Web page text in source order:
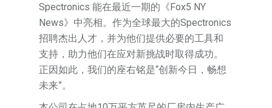
Spectronics 能在最近一期的《Fox5 NY
News》中亮相。作为全球最大的Spectronics
招聘杰出人才，并为他们提供必要的工具和
支持，助力他们在应对新挑战时取得成功。
正因如此，我们的座右铭是“创新今日，畅想
未来”。